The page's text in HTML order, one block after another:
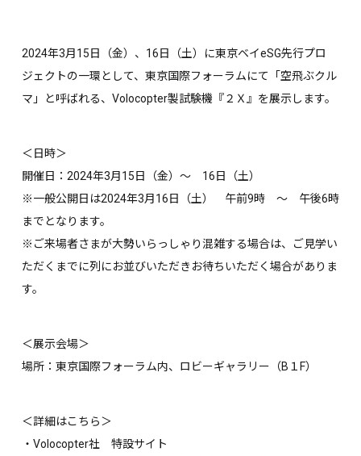
2024年3月15日（金）、16日（土）に東京ベイeSG先行プロ
ジェクトの一環として、東京国際フォーラムにて「空飛ぶクル
マ」と呼ばれる、Volocopter製試験機『２Ｘ』を展示します。
＜日時＞
開催日：2024年3月15日（金）〜 16日（土）
※一般公開日は2024年3月16日（土） 午前9時 〜 午後6時
までとなります。
※ ご来場者さまが大勢いらっしゃり混雑する場合は、ご見学い
ただくまでに列にお並びいただきお待ちいただく場合がありま
す。
＜展示会場＞
場所：東京国際フォーラム内、ロビーギャラリー（B１F）
＜詳細はこちら＞
・Volocopter社 特設サイト